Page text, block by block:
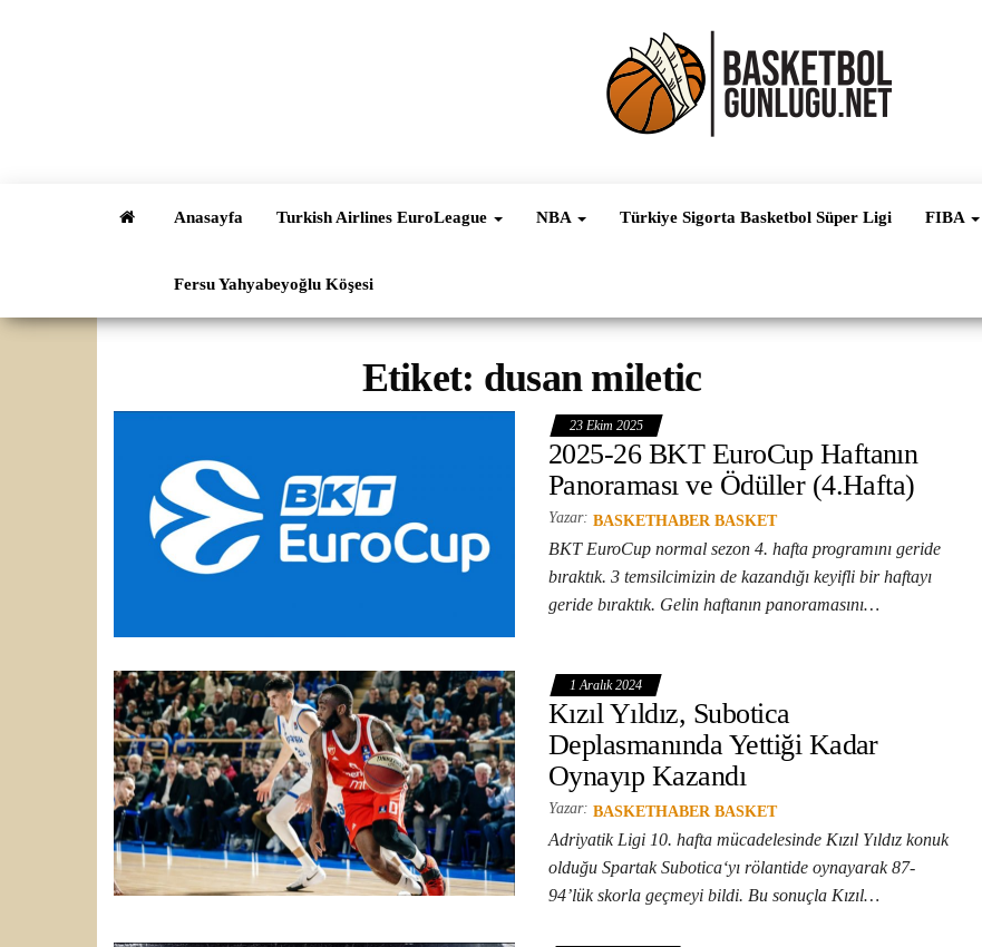
Haber
Süper Lig ve
Dünya
Anasayfa Turkish Airlines EuroLeague NBA Türkiye Sigorta Basketbol Süper Ligi FIBA
Fersu Yahyabeyoğlu Köşesi
Etiket: dusan miletic
23 Ekim 2025
2025-26 BKT EuroCup Haftanın
Panoraması ve Ödüller (4.Hafta)
Yazar: BASKETHABER BASKET
BKT EuroCup normal sezon 4. hafta programını geride
bıraktık. 3 temsilcimizin de kazandığı keyifli bir haftayı
geride bıraktık. Gelin haftanın panoramasını…
1 Aralık 2024
Kızıl Yıldız, Subotica
Deplasmanında Yettiği Kadar
Oynayıp Kazandı
Yazar: BASKETHABER BASKET
Adriyatik Ligi 10. hafta mücadelesinde Kızıl Yıldız konuk
olduğu Spartak Subotica‘yı rölantide oynayarak 87-
94’lük skorla geçmeyi bildi. Bu sonuçla Kızıl…